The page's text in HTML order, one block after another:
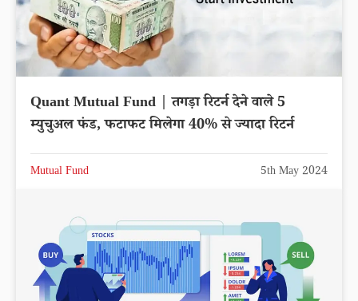
Quant Mutual Fund | तगड़ा रिटर्न देने वाले 5
म्युचुअल फंड, फटाफट मिलेगा 40% से ज्यादा रिटर्न
Mutual Fund 5th May 2024